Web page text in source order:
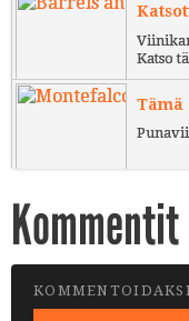
Katso
Tämä